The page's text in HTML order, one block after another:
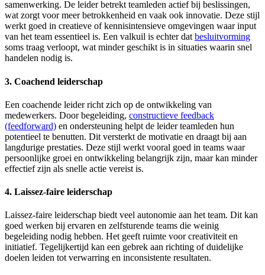
samenwerking. De leider betrekt teamleden actief bij beslissingen,
wat zorgt voor meer betrokkenheid en vaak ook innovatie. Deze stijl
werkt goed in creatieve of kennisintensieve omgevingen waar input
van het team essentieel is. Een valkuil is echter dat besluitvorming
soms traag verloopt, wat minder geschikt is in situaties waarin snel
handelen nodig is.
3. Coachend leiderschap
Een coachende leider richt zich op de ontwikkeling van
medewerkers. Door begeleiding, constructieve feedback
(feedforward) en ondersteuning helpt de leider teamleden hun
potentieel te benutten. Dit versterkt de motivatie en draagt bij aan
langdurige prestaties. Deze stijl werkt vooral goed in teams waar
persoonlijke groei en ontwikkeling belangrijk zijn, maar kan minder
effectief zijn als snelle actie vereist is.
4. Laissez-faire leiderschap
Laissez-faire leiderschap biedt veel autonomie aan het team. Dit kan
goed werken bij ervaren en zelfsturende teams die weinig
begeleiding nodig hebben. Het geeft ruimte voor creativiteit en
initiatief. Tegelijkertijd kan een gebrek aan richting of duidelijke
doelen leiden tot verwarring en inconsistente resultaten.